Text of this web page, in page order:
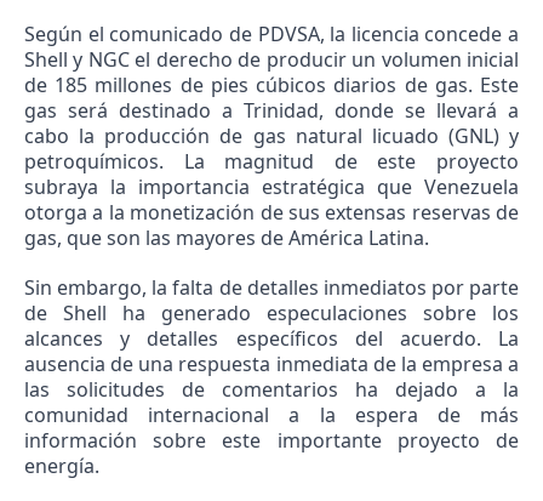
Según el comunicado de PDVSA, la licencia concede a
Shell y NGC el derecho de producir un volumen inicial
de 185 millones de pies cúbicos diarios de gas. Este
gas será destinado a Trinidad, donde se llevará a
cabo la producción de gas natural licuado (GNL) y
petroquímicos. La magnitud de este proyecto
subraya la importancia estratégica que Venezuela
otorga a la monetización de sus extensas reservas de
gas, que son las mayores de América Latina.
Sin embargo, la falta de detalles inmediatos por parte
de Shell ha generado especulaciones sobre los
alcances y detalles específicos del acuerdo. La
ausencia de una respuesta inmediata de la empresa a
las solicitudes de comentarios ha dejado a la
comunidad internacional a la espera de más
información sobre este importante proyecto de
energía.